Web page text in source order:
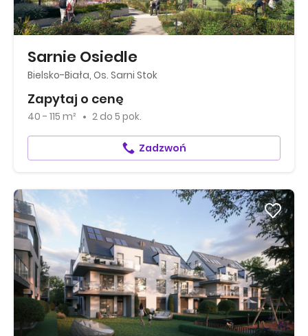
Sarnie Osiedle
Bielsko-Biała, Os. Sarni Stok
Zapytaj o cenę
40 - 115 m² 2 do 5 pok.
Zadzwoń